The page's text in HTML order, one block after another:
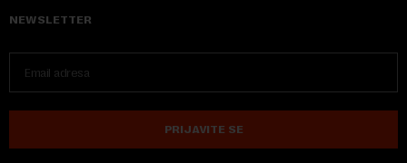
NEWSLETTER
PRIJAVITE SE